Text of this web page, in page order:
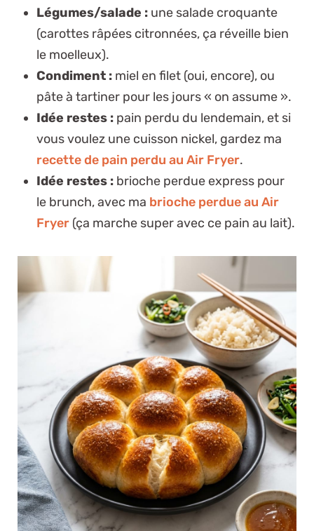
Légumes/salade : une salade croquante
(carottes râpées citronnées, ça réveille bien
le moelleux).
Condiment : miel en filet (oui, encore), ou
pâte à tartiner pour les jours « on assume ».
Idée restes : pain perdu du lendemain, et si
vous voulez une cuisson nickel, gardez ma
recette de pain perdu au Air Fryer.
Idée restes : brioche perdue express pour
le brunch, avec ma brioche perdue au Air
Fryer (ça marche super avec ce pain au lait).